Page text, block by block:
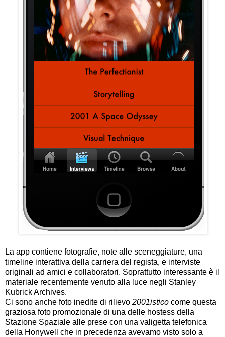
La app contiene fotografie, note alle sceneggiature, una
timeline interattiva della carriera del regista, e interviste
originali ad amici e collaboratori. Soprattutto interessante è il
materiale recentemente venuto alla luce negli Stanley
Kubrick Archives.
Ci sono anche foto inedite di rilievo 2001istico come questa
graziosa foto promozionale di una delle hostess della
Stazione Spaziale alle prese con una valigetta telefonica
della Honywell che in precedenza avevamo visto solo a